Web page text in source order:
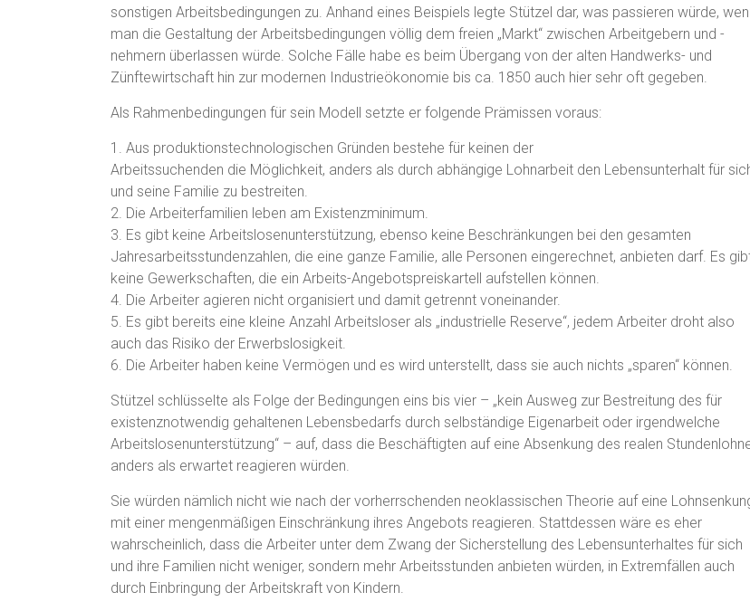
sonstigen Arbeitsbedingungen zu. Anhand eines Beispiels legte Stützel dar, was passieren würde,
man die Gestaltung der Arbeitsbedingungen völlig dem freien „Markt“ zwischen Arbeitgebern und -
nehmern überlassen würde. Solche Fälle habe es beim Übergang von der alten Handwerks- und
Zünftewirtschaft hin zur modernen Industrieökonomie bis ca. 1850 auch hier sehr oft gegeben.
Als Rahmenbedingungen für sein Modell setzte er folgende Prämissen voraus:
1. Aus produktionstechnologischen Gründen bestehe für keinen der
Arbeitssuchenden die Möglichkeit, anders als durch abhängige Lohnarbeit den Lebensunterhalt für
und seine Familie zu bestreiten.
2. Die Arbeiterfamilien leben am Existenzminimum.
3. Es gibt keine Arbeitslosenunterstützung, ebenso keine Beschränkungen bei den gesamten
Jahresarbeitsstundenzahlen, die eine ganze Familie, alle Personen eingerechnet, anbieten darf. Es
keine Gewerkschaften, die ein Arbeits-Angebotspreiskartell aufstellen können.
4. Die Arbeiter agieren nicht organisiert und damit getrennt voneinander.
5. Es gibt bereits eine kleine Anzahl Arbeitsloser als „industrielle Reserve“, jedem Arbeiter droht also
auch das Risiko der Erwerbslosigkeit.
6. Die Arbeiter haben keine Vermögen und es wird unterstellt, dass sie auch nichts „sparen“ können.
Stützel schlüsselte als Folge der Bedingungen eins bis vier – „kein Ausweg zur Bestreitung des für
existenznotwendig gehaltenen Lebensbedarfs durch selbständige Eigenarbeit oder irgendwelche
Arbeitslosenunterstützung“ – auf, dass die Beschäftigten auf eine Absenkung des realen
anders als erwartet reagieren würden.
Sie würden nämlich nicht wie nach der vorherrschenden neoklassischen Theorie auf eine
mit einer mengenmäßigen Einschränkung ihres Angebots reagieren. Stattdessen wäre es eher
wahrscheinlich, dass die Arbeiter unter dem Zwang der Sicherstellung des Lebensunterhaltes für sich
und ihre Familien nicht weniger, sondern mehr Arbeitsstunden anbieten würden, in Extremfällen auch
durch Einbringung der Arbeitskraft von Kindern.